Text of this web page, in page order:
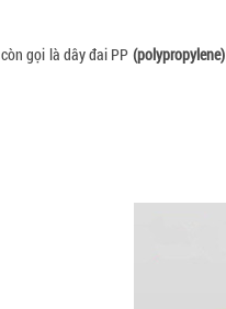
gọi là dây đai PP (polypropylene)